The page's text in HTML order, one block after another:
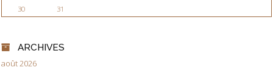
30
31
ARCHIVES
août 2026